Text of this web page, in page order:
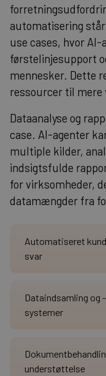
automatisering
use cases, hvor
førstelinjesupport
mennesker. Dette
ressourcer til mere
Dataanalyse og
case. AI-agenter
multiple kilder,
indsigtsfulde
for virksomheder,
datamængder fra
Automatiseret
svar
Dataindsamling
systemer
understøttelse